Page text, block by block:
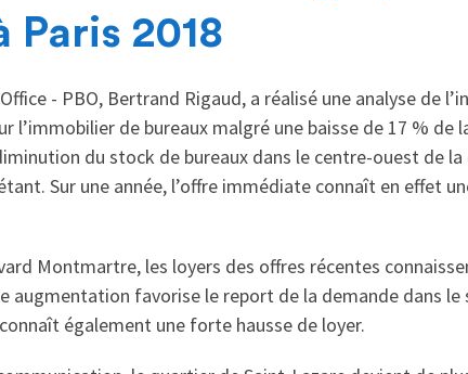
Paris 2018
- PBO, Bertrand Rigaud, a réalisé une analyse de
l’immobilier de bureaux malgré une baisse de 17 % de
du stock de bureaux dans le centre-ouest de
Sur une année, l’offre immédiate connaît en effet
Montmartre, les loyers des offres récentes
augmentation favorise le report de la demande dans le
également une forte hausse de loyer.